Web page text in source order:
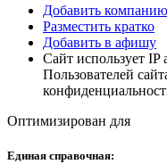
Добавить компанию
Разместить кратко
Добавить в афишу
Сайт использует IP
Пользователей
Оптимизирован для
Единая справочная: